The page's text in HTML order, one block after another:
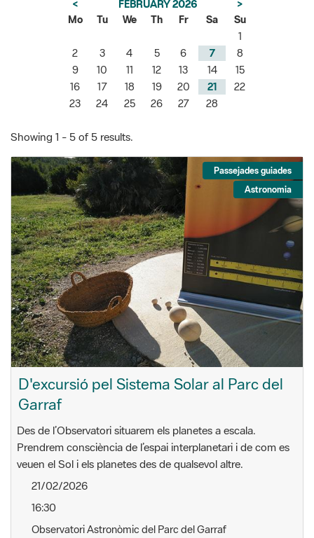
< FEBRUARY 2026
>
Mo
Tu We Th Fr Sa
Su
1
2
3 4 5 6 7
8
9
10 11 12 13 14
15
16
17 18 19 20 21
22
23
24 25 26 27 28
Showing 1 - 5 of 5 results.
Passejades guiades
Astronomia
D'excursió pel Sistema Solar al Parc del
Garraf
Des de l’Observatori situarem els planetes a escala.
Prendrem consciència de l’espai interplanetari i de com es
veuen el Sol i els planetes des de qualsevol altre.
21/02/2026
16:30
Observatori Astronòmic del Parc del Garraf